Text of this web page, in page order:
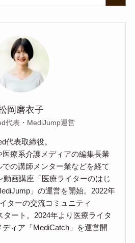
岡磨衣子
代表・MediJump運営
代表取締役。
療系介護メディアの編集長業
の講師メンター業などを経て
動画講座「医療ライターのはじ
」の運営を開始。2022年
ターの交流コミュニティ
タート。2024年より医療ライタ
ィア「MediCatch」を運営開